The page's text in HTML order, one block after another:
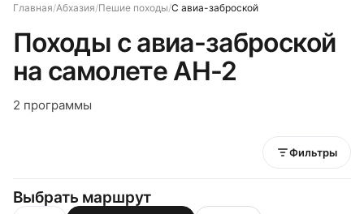
Главная/Абхазия/Пешие походы/С авиа-заброской
Походы с авиа-заброской
на самолете АН-2
2 программы
Фильтры
Выбрать маршрут